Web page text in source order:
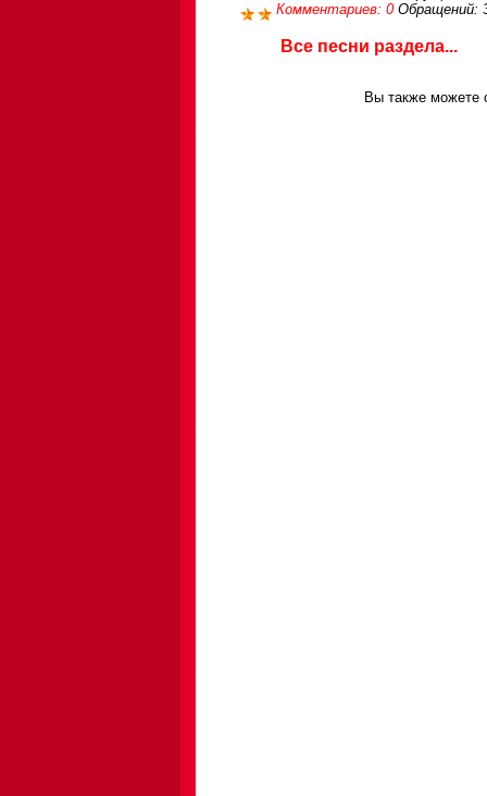
Комментариев: 0 Обращений:
Все песни раздела...
Вы также можете